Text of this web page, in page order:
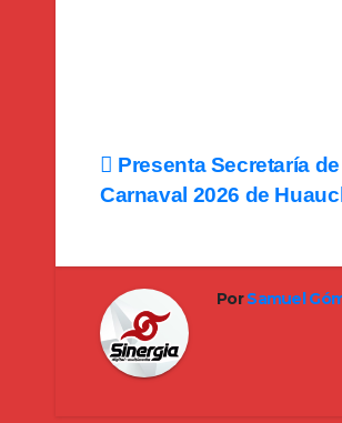
Navegación
entradas
Presenta Secretaría
Carnaval 2026 de
PorSamuel